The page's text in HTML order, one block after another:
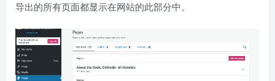
导出的所有页面都显示在网站的此部分中。